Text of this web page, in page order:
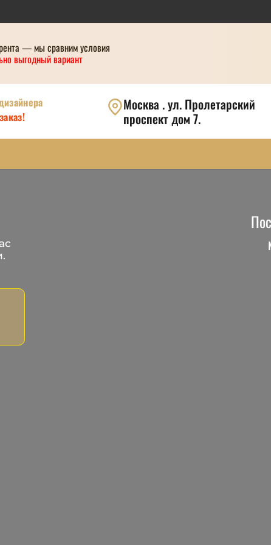
— мы сравним условия
выгодный вариант
Москва . ул. Пролетарский
проспект дом 7.